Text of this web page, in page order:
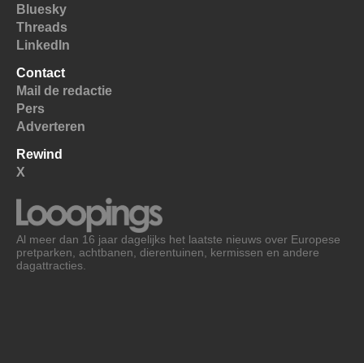
Bluesky
Threads
LinkedIn
Contact
Mail de redactie
Pers
Adverteren
Rewind
X
Al meer dan 16 jaar dagelijks het laatste nieuws over Europese
pretparken, achtbanen, dierentuinen, kermissen en andere
dagattracties.